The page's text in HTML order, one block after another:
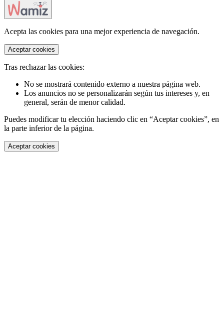
Acepta las cookies para una mejor experiencia de navegación.
Aceptar cookies
Tras rechazar las cookies:
No se mostrará contenido externo a nuestra página web.
Los anuncios no se personalizarán según tus intereses y, en
general, serán de menor calidad.
Puedes modificar tu elección haciendo clic en “Aceptar cookies”, en
la parte inferior de la página.
Aceptar cookies